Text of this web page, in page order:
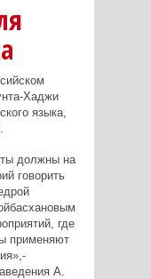
Хаджи
языка,
должны на
говорить
где
применяют
А.